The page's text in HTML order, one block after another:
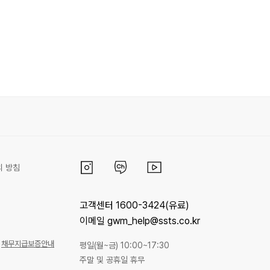
방침
채무지급보증안내
고객센터 1600-3424(유료)
이메일 gwm_help@ssts.co.kr
평일(월~금) 10:00~17:30
주말 및 공휴일 휴무